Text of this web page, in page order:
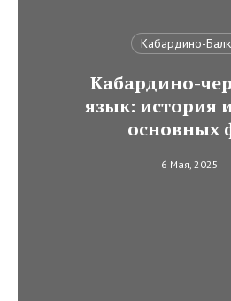
Кабардино-
Кабардино-
язык: история
основных
6 Мая, 2025